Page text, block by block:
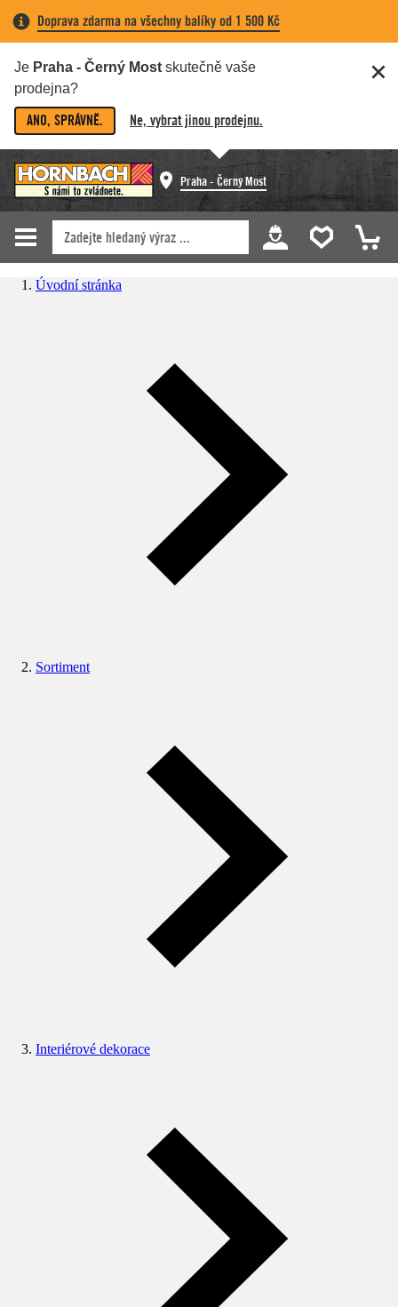
Doprava zdarma na všechny balíky od 1 500 Kč
Je Praha - Černý Most skutečně vaše
prodejna?
ANO, SPRÁVNĚ. Ne, vybrat jinou prodejnu.
Praha - Černý Most
Úvodní stránka
Sortiment
Interiérové dekorace